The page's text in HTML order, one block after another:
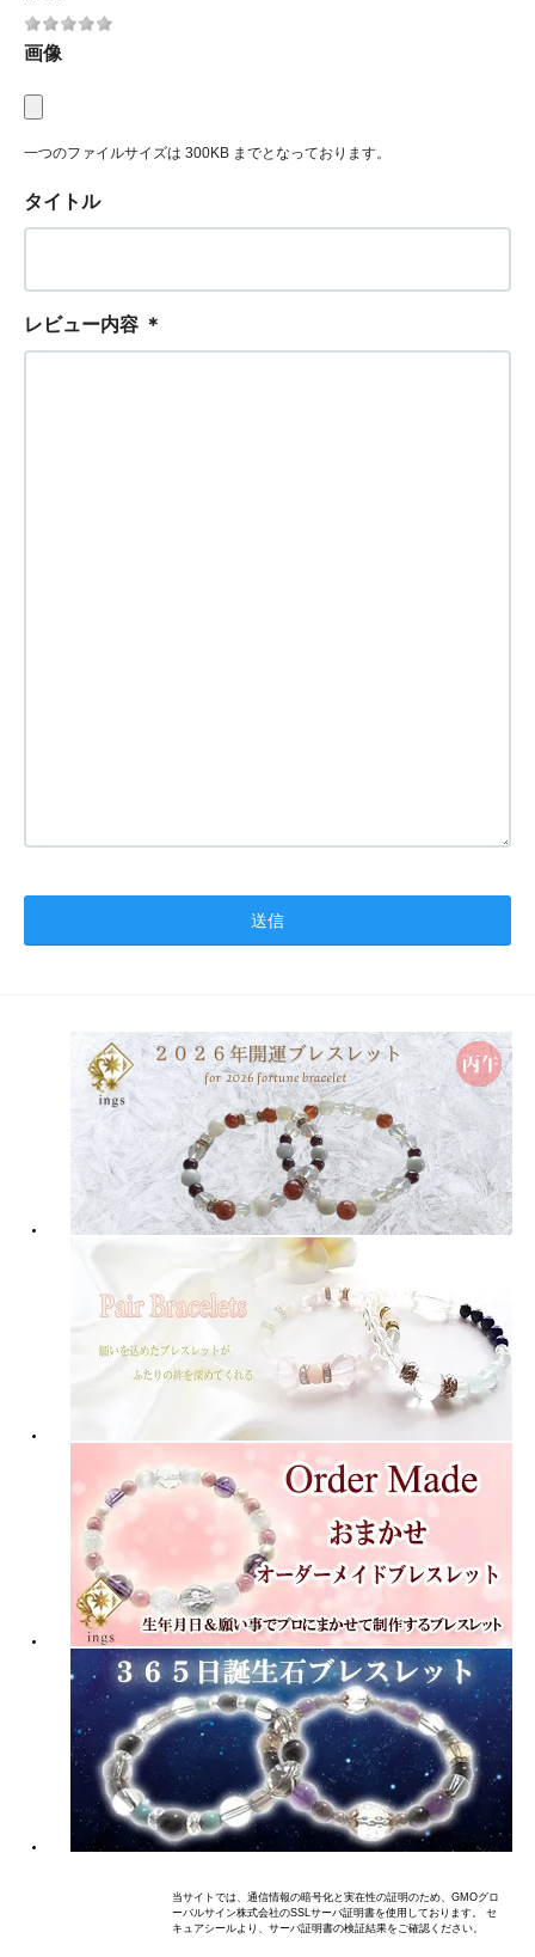
画像
一つのファイルサイズは 300KB までとなっております。
タイトル
レビュー内容 ＊
当サイトでは、通信情報の暗号化と実在性の証明のため、GMOグロ
ーバルサイン株式会社のSSLサーバ証明書を使用しております。 セ
キュアシールより、サーバ証明書の検証結果をご確認ください。